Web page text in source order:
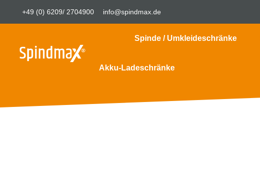
+49 (0) 6209/ 2704900 info@spindmax.de
Spinde / Umkleideschränke
Akku-Ladeschränke